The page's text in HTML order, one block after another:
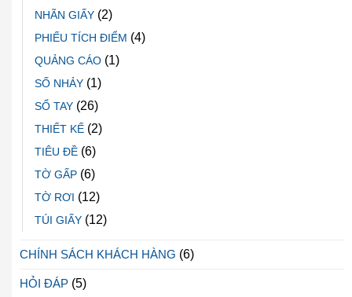
NHÃN GIẤY (2)
PHIẾU TÍCH ĐIỂM (4)
QUẢNG CÁO (1)
SỐ NHẢY (1)
SỔ TAY (26)
THIẾT KẾ (2)
TIÊU ĐỀ (6)
TỜ GẤP (6)
TỜ RƠI (12)
TÚI GIẤY (12)
CHÍNH SÁCH KHÁCH HÀNG (6)
HỎI ĐÁP (5)